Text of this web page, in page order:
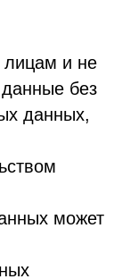
лицам и не
без
данных,
может